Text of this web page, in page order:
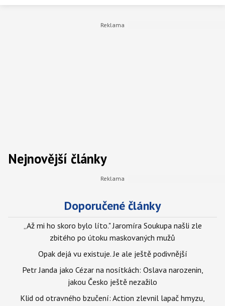
Nejnovější články
Doporučené články
„Až mi ho skoro bylo líto." Jaromíra Soukupa našli zle
zbitého po útoku maskovaných mužů
Opak dejá vu existuje. Je ale ještě podivnější
Petr Janda jako Cézar na nosítkách: Oslava narozenin,
jakou Česko ještě nezažilo
Klid od otravného bzučení: Action zlevnil lapač hmyzu,